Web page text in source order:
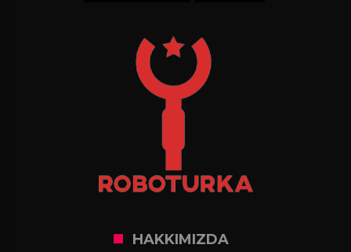
HAKKIMIZDA